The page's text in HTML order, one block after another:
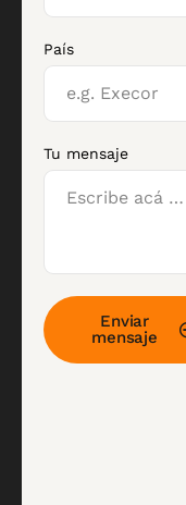
País
Tu mensaje
Enviar
mensaje